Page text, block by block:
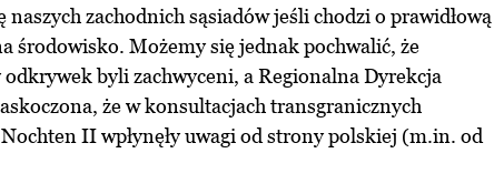
naszych zachodnich sąsiadów jeśli chodzi o prawidłową
środowisko. Możemy się jednak pochwalić, że
byli zachwyceni, a Regionalna Dyrekcja
że w konsultacjach transgranicznych
II wpłynęły uwagi od strony polskiej (m.in. od